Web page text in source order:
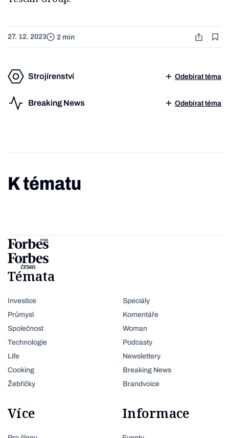
27. 12. 2023 2 min
Strojírenství Odebírat téma
Breaking News Odebírat téma
K tématu
Témata
Investice
Průmysl
Společnost
Technologie
Life
Cooking
Žebříčky
Speciály
Komentáře
Woman
Podcasty
Newslettery
Breaking News
Brandvoice
Více Informace